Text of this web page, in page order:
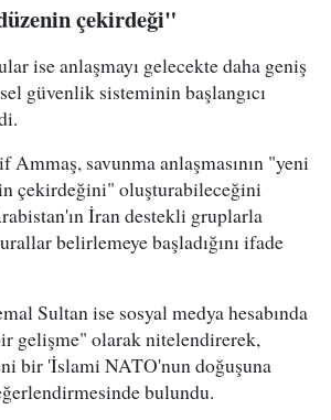
çekirdeği"
ise anlaşmayı gelecekte daha geniş
güvenlik sisteminin başlangıcı
savunma anlaşmasının "yeni
çekirdeğini" oluşturabileceğini
İran destekli gruplarla
belirlemeye başladığını ifade
Sultan ise sosyal medya hesabında
gelişme" olarak nitelendirerek,
bir 'İslami NATO'nun doğuşuna
bulundu.